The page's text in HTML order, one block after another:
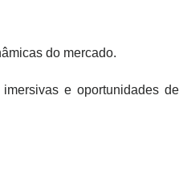
do mercado.
e oportunidades de